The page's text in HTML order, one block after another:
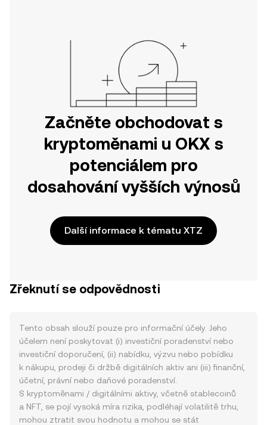
Začněte obchodovat s
kryptoměnami u OKX s
potenciálem pro
dosahování vyšších výnosů
Další informace k tématu XTZ
Zřeknutí se odpovědnosti
Tento obsah slouží pouze pro informační účely. Jeho
účelem není poskytovat (i) investiční poradenství nebo
investiční doporučení, (ii) nabídku, výzvu nebo pobídku
k nákupu, prodeji či držbě digitálních aktiv ani (iii) finanční,
účetní, právní nebo daňové poradenství.
S kryptoměnami / digitálními aktivy, včetně stablecoinů
a NFT, se pojí vysoká míra rizika, podléhají volatilitě trhu,
mohou ztratit svou hodnotu a mohou se stát